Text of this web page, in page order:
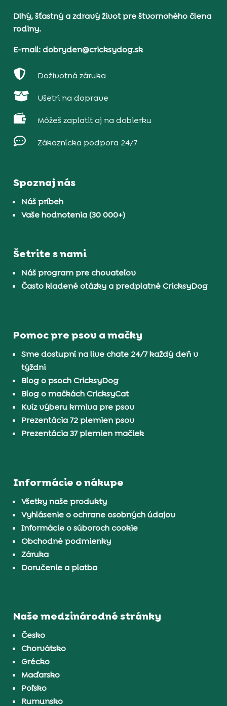
Dlhý, šťastný a zdravý život pre štvornohého člena
rodiny.
E-mail: dobryden@cricksydog.sk
 Doživotná záruka
 Ušetri na doprave
 Môžeš zaplatiť aj na dobierku
 Zákaznícka podpora 24/7
Spoznaj nás
Náš príbeh
Vaše hodnotenia (30 000+)
Šetrite s nami
Náš program pre chovateľov
Často kladené otázky a predplatné CricksyDog
Pomoc pre psov a mačky
Sme dostupní na live chate 24/7 každý deň v
týždni
Blog o psoch CricksyDog
Blog o mačkách CricksyCat
Kvíz výberu krmiva pre psov
Prezentácia 72 plemien psov
Prezentácia 37 plemien mačiek
Informácie o nákupe
Všetky naše produkty
Vyhlásenie o ochrane osobných údajov
Informácie o súboroch cookie
Obchodné podmienky
Záruka
Doručenie a platba
Naše medzinárodné stránky
Česko
Chorvátsko
Grécko
Maďarsko
Poľsko
Rumunsko